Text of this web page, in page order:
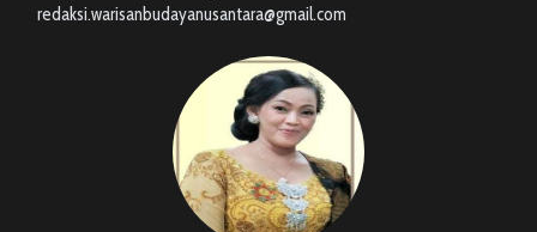
redaksi.warisanbudayanusantara@gmail.com